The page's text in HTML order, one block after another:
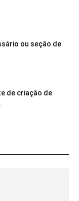
ou seção de
de criação de